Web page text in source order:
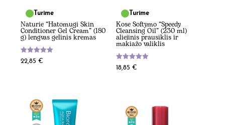
Turime
Naturie “Hatomugi Skin
Conditioner Gel Cream” (180
g) lengvas gelinis kremas
Įvertinimas:
5.00
22,85€
Turime
Kose Softymo “Speedy
Cleansing Oil” (230 ml)
aliejinis prausiklis ir
makiažo valiklis
Įvertinimas:
5.00
18,85€